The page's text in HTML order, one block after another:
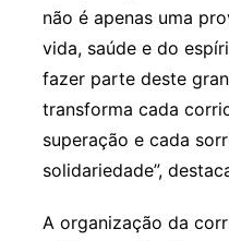
não é apenas uma
vida, saúde e do
fazer parte deste
transforma cada
superação e cada
solidariedade”,
A organização da